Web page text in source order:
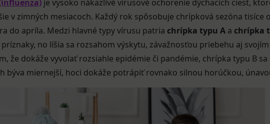
je vysoko nákazlivé vírusové ochorenie dýchacích ciest,
v zimných mesiacoch. Každý rok spôsobuje chrípková sezóna
do apríla. Medzi hlavné typy vírusu patria chrípka typu A a chrípka
no líšia sa rozsahom výskytu, závažnosťou priebehu aj
že dokáže vyvolať rozsiahle epidémie či pandémie, chrípka typu B
býva miernejší, hoci dokáže potrápiť rovnako silnou horúčkou,